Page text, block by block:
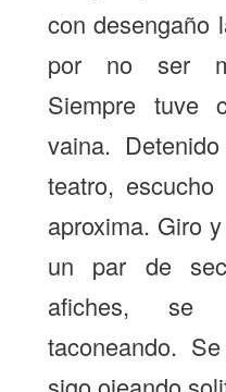
con desengaño
por no ser
Siempre tuve
vaina.
teatro,
aproxima. Giro
un par de
afiches,
taconeando.